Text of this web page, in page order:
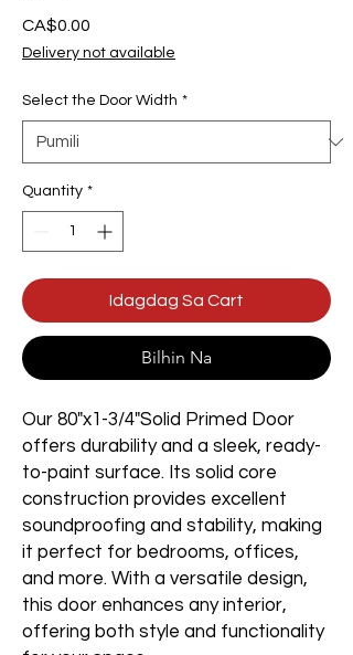
CA$0.00
Delivery not available
Select the Door Width *
Quantity *
Idagdag Sa Cart
Bilhin Na
Our 80"x1-3/4"Solid Primed Door
offers durability and a sleek, ready-
to-paint surface. Its solid core
construction provides excellent
soundproofing and stability, making
it perfect for bedrooms, offices,
and more. With a versatile design,
this door enhances any interior,
offering both style and functionality